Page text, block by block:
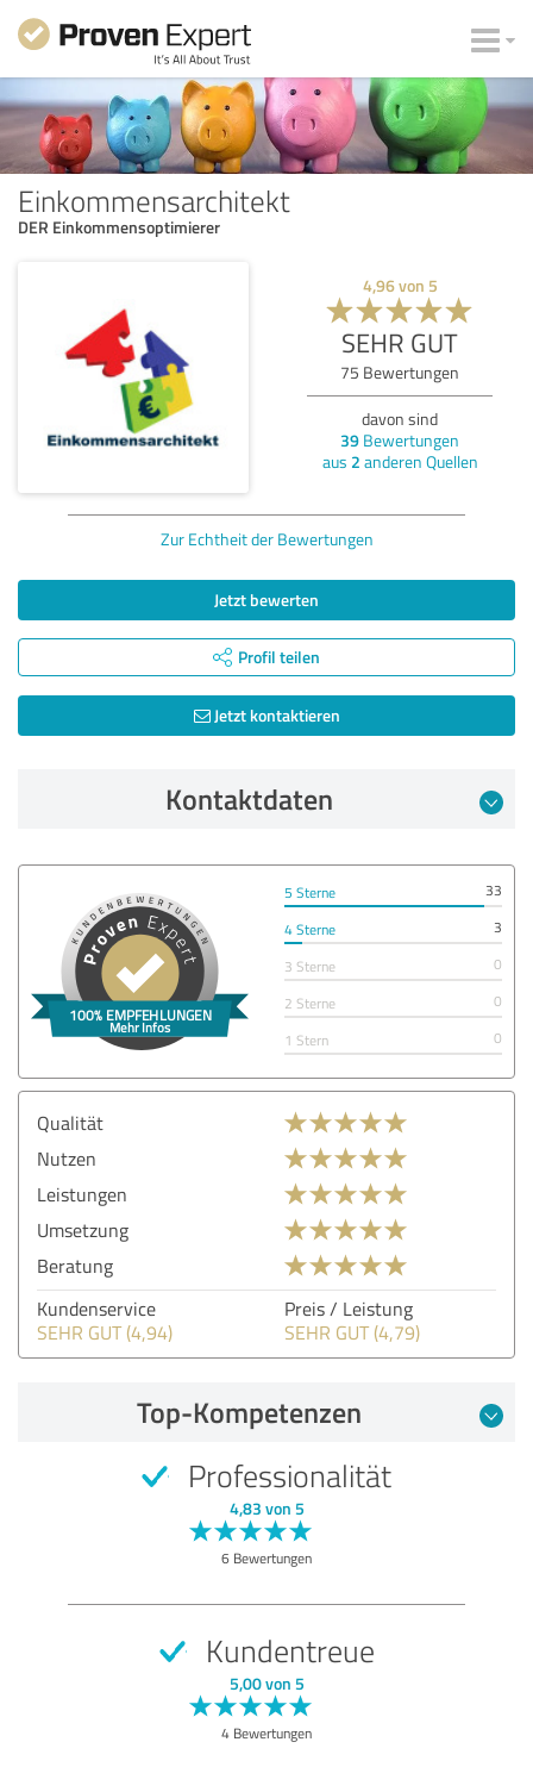
Einkommensarchitekt
DER Einkommensoptimierer
4,96von 5
SEHR GUT
75 Bewertungen
davon sind
39 Bewertungen
aus 2 anderen Quellen
Zur Echtheit der Bewertungen
Jetzt bewerten
Profil teilen
Jetzt kontaktieren
Kontaktdaten
5 Sterne
33
4 Sterne
3
3 Sterne
0
2 Sterne
0
1 Stern
0
Qualität
Nutzen
Leistungen
Umsetzung
Beratung
Kundenservice
SEHR GUT (4,94)
Preis / Leistung
SEHR GUT (4,79)
Top-Kompetenzen
Professionalität
4,83 von 5
6 Bewertungen
Kundentreue
5,00 von 5
4 Bewertungen